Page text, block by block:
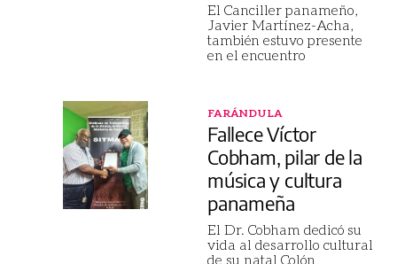
El Canciller panameño,
Javier Martínez-Acha,
también estuvo presente
en el encuentro
FARÁNDULA
Fallece Víctor
Cobham, pilar de la
música y cultura
panameña
El Dr. Cobham dedicó su
vida al desarrollo cultural
de su natal Colón